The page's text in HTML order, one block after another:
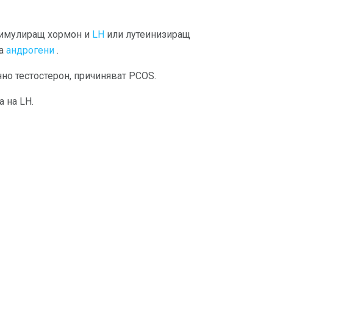
хормон и LH или лутеинизиращ
андрогени .
тестостерон, причиняват PCOS.
на LH.